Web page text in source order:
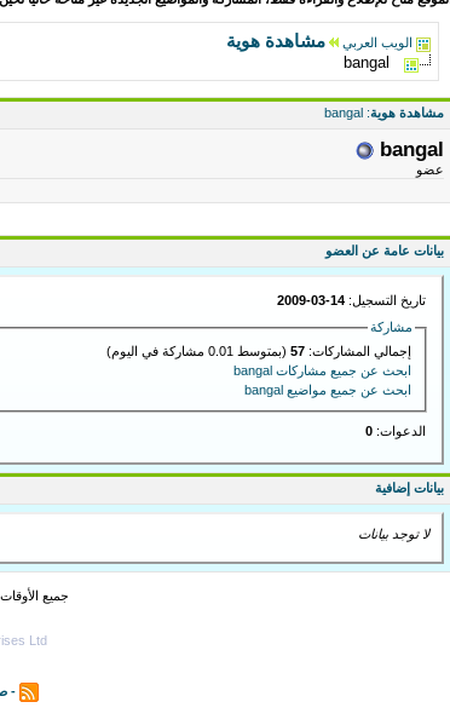
الويب العربي مشاهدة هوية
مشاهدة هوية: bangal
bangal
عضو
بيانات عامة عن العضو
تاريخ التسجيل: 14-03-2009
مشاركة
إجمالي المشاركات:57 (بمتوسط 0.01 مشاركة في اليوم)
ابحث عن جميع مشاركات bangal
ابحث عن جميع مواضيع bangal
الدعوات: 0
بيانات إضافية
لا توجد بيانات
جميع
Ltd.
-